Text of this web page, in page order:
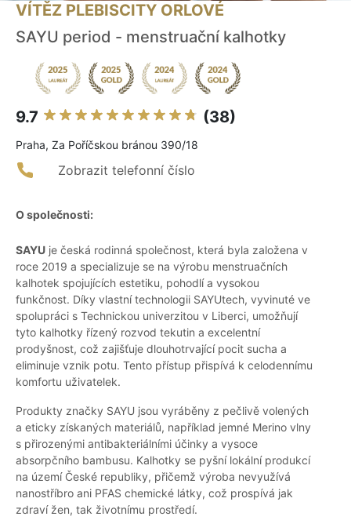
VÍTĚZ PLEBISCITY ORLOVÉ
SAYU period - menstruační kalhotky
9.7 (38)
Praha, Za Poříčskou bránou 390/18
Zobrazit telefonní číslo
O společnosti:
SAYU je česká rodinná společnost, která byla založena v
roce 2019 a specializuje se na výrobu menstruačních
kalhotek spojujících estetiku, pohodlí a vysokou
funkčnost. Díky vlastní technologii SAYUtech, vyvinuté ve
spolupráci s Technickou univerzitou v Liberci, umožňují
tyto kalhotky řízený rozvod tekutin a excelentní
prodyšnost, což zajišťuje dlouhotrvající pocit sucha a
eliminuje vznik potu. Tento přístup přispívá k celodennímu
komfortu uživatelek.
Produkty značky SAYU jsou vyráběny z pečlivě volených
a eticky získaných materiálů, například jemné Merino vlny
s přirozenými antibakteriálními účinky a vysoce
absorpčního bambusu. Kalhotky se pyšní lokální produkcí
na území České republiky, přičemž výroba nevyužívá
nanostříbro ani PFAS chemické látky, což prospívá jak
zdraví žen, tak životnímu prostředí.